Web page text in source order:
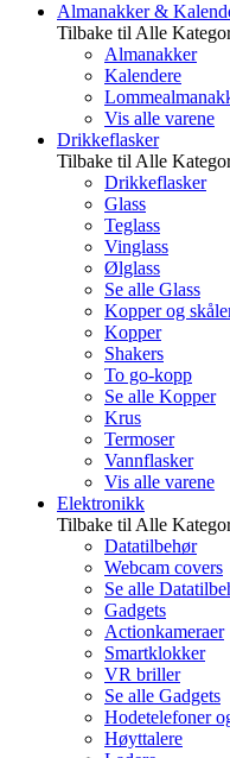
Almanakker &
Tilbake til Alle
Almanakker
Kalendere
Vis alle varene
Drikkeflasker
Tilbake til Alle
Drikkeflasker
Glass
Teglass
Vinglass
Ølglass
Se alle Glass
Kopper og
Kopper
Shakers
To go-kopp
Se alle Kopper
Krus
Termoser
Vannflasker
Vis alle varene
Elektronikk
Tilbake til Alle
Datatilbehør
Webcam covers
Se alle
Gadgets
Actionkameraer
Smartklokker
VR briller
Se alle Gadgets
Hodetelefoner
Høyttalere